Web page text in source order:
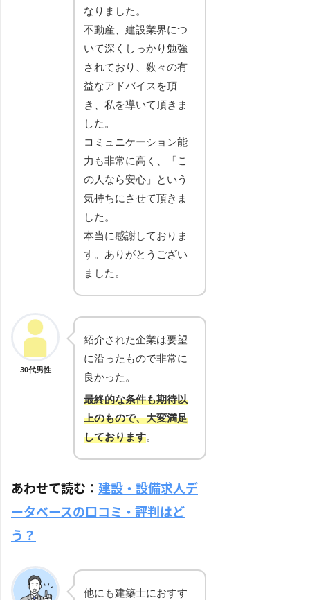
なりました。
不動産、建設業界につ
いて深くしっかり勉強
されており、数々の有
益なアドバイスを頂
き、私を導いて頂きま
した。
コミュニケーション能
力も非常に高く、「こ
の人なら安心」という
気持ちにさせて頂きま
した。
本当に感謝しておりま
す。ありがとうござい
ました。
30代男性
紹介された企業は要望
に沿ったもので非常に
良かった。
最終的な条件も期待以
上のもので、大変満足
しております。
あわせて読む： 建設・設備求人デ
ータベースの口コミ・評判はど
う？
他にも建築士におすす